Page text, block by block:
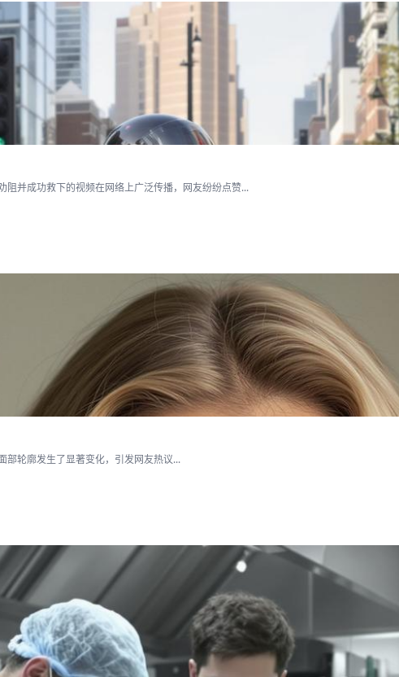
并成功救下的视频在网络上广泛传播，网友纷纷点赞...
部轮廓发生了显著变化，引发网友热议...